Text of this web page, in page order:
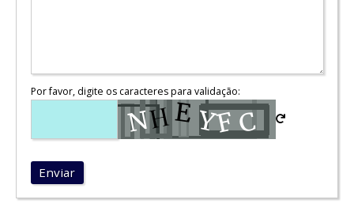
Por favor, digite os caracteres para validação:
Enviar